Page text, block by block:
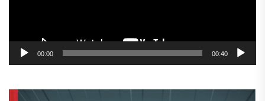
00:00 00:40